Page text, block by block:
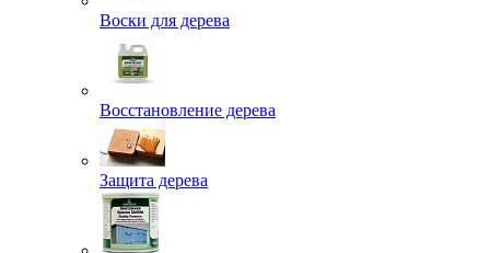
Воски для дерева
Восстановление дерева
Защита дерева